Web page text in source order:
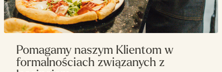
Pomagamy naszym Klientom w
formalnościach związanych z